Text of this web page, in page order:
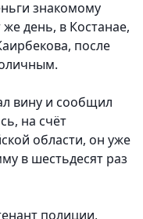
знакомому
день, в Костанае,
после
вину и сообщил
на счёт
области, он уже
в шестьдесят раз
полиции,